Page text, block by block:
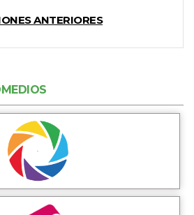
ANTERIORES